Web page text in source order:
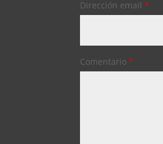
Dirección email*
Comentario*